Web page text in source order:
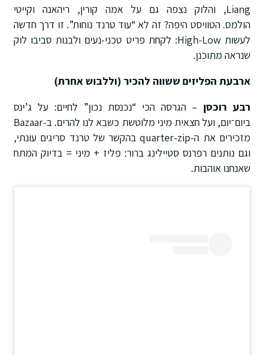
Liang, והלוק נצפה גם על אמה קורין, ריהאנה וקייטי
הולמס. הטוויסט היפה? זה לא “עוד טרנד נוחות”. זו דרך חדשה
לעשות High-Low: לקחת פריט טכני-נעים ולבנות סביבו לוק
שנראה מתוכנן.
ארבעת הפליזים ששווה להכיר (וללבוש אחרת)
רבע רוכסן – הגרסה הכי “נכנסת נכון” לחיים: על ג’ינס
ביום־יום, ועל חצאית מיני מלוטשת כשבא לנו להרים. ב-Bazaar
מזכירים את ה-quarter-zip בהקשר של טרנד סריגים עונתי,
וגם נותנים רפרנס סטיילינג ברור: פליז + מיני = בדיוק המתח
שאנחנו אוהבות.